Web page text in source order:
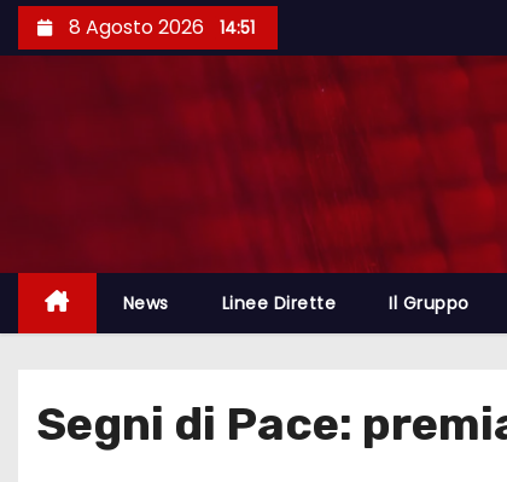
8 Agosto 2026 14:51
News Linee Dirette Il Gruppo
Segni di Pace: